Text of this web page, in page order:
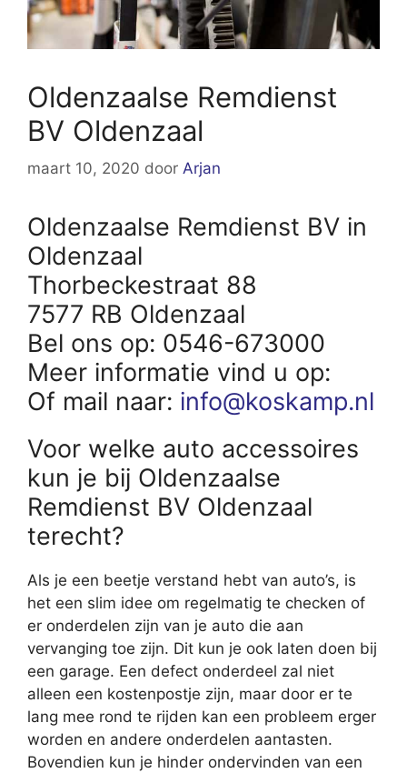
Oldenzaalse Remdienst
BV Oldenzaal
maart 10, 2020 door Arjan
Oldenzaalse Remdienst BV in
Oldenzaal
Thorbeckestraat 88
7577 RB Oldenzaal
Bel ons op: 0546-673000
Meer informatie vind u op:
Of mail naar: info@koskamp.nl
Voor welke auto accessoires
kun je bij Oldenzaalse
Remdienst BV Oldenzaal
terecht?
Als je een beetje verstand hebt van auto’s, is
het een slim idee om regelmatig te checken of
er onderdelen zijn van je auto die aan
vervanging toe zijn. Dit kun je ook laten doen bij
een garage. Een defect onderdeel zal niet
alleen een kostenpostje zijn, maar door er te
lang mee rond te rijden kan een probleem erger
worden en andere onderdelen aantasten.
Bovendien kun je hinder ondervinden van een